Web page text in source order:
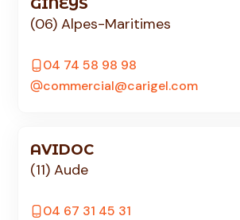
GINEYS
(06) Alpes-Maritimes
04 74 58 98 98
commercial@carigel.com
AVIDOC
(11) Aude
04 67 31 45 31